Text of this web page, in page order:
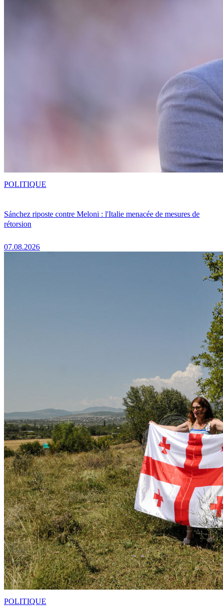
Sánchez riposte contre Meloni : l'Italie menacée de mesures de
rétorsion
07.08.2026
POLITIQUE
POLITIQUE